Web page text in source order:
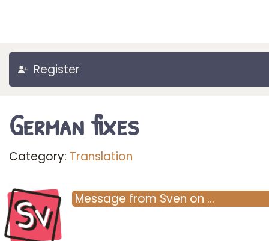
Register
German fixes
Category: Translation
Sv Message from Sven on …